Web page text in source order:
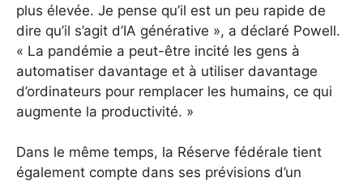
plus élevée. Je pense qu’il est un peu rapide de
dire qu’il s’agit d’IA générative », a déclaré Powell.
« La pandémie a peut-être incité les gens à
automatiser davantage et à utiliser davantage
d’ordinateurs pour remplacer les humains, ce qui
augmente la productivité. »
Dans le même temps, la Réserve fédérale tient
également compte dans ses prévisions d’un